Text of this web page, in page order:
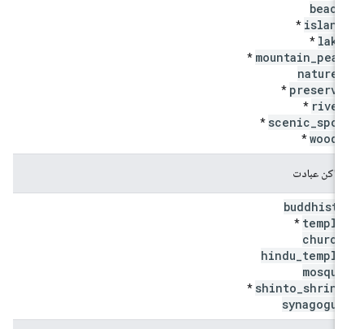
beach
island
*
*
mountain_
*
nature
preserve
*
river
*
scenic_
*
woods
*
اماکن عبادت
buddhist
temple
*
church
hindu_temple
mosque
shinto_shrine
*
synagogue